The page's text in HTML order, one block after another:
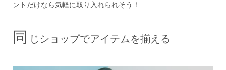
ントだけなら気軽に取り入れられそう！
同 じショップでアイテムを揃える